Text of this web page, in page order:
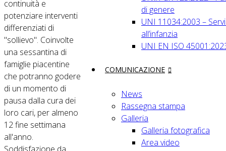
di genere
UNI 11034:2003 –
all’infanzia
UNI EN ISO
COMUNICAZIONE
News
Rassegna stampa
Galleria
Galleria fotografica
Area video
continuità e
potenziare interventi
differenziati di
"sollievo". Coinvolte
una sessantina di
famiglie piacentine
che potranno godere
di un momento di
pausa dalla cura dei
loro cari, per almeno
12 fine settimana
all'anno.